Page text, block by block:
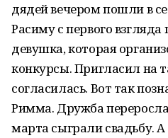
дядей вечером пошли в
Расиму с первого
девушка, которая
конкурсы. Пригласил на
согласилась. Вот так
Римма. Дружба
марта сыграли свадьбу.